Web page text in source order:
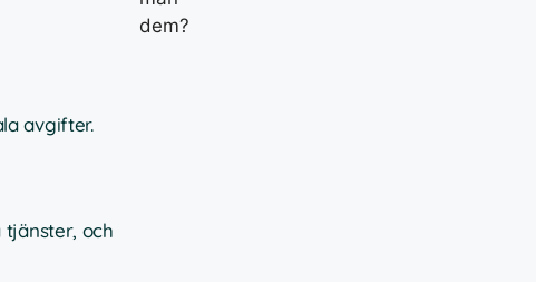
avgifter.
och